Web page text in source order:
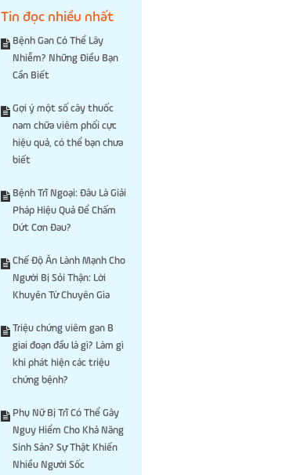
Tin đọc nhiều nhất
Bệnh Gan Có Thể Lây
Nhiễm? Những Điều Bạn
Cần Biết
Gợi ý một số cây thuốc
nam chữa viêm phổi cực
hiệu quả, có thể bạn chưa
biết
Bệnh Trĩ Ngoại: Đâu Là Giải
Pháp Hiệu Quả Để Chấm
Dứt Cơn Đau?
Chế Độ Ăn Lành Mạnh Cho
Người Bị Sỏi Thận: Lời
Khuyên Từ Chuyên Gia
Triệu chứng viêm gan B
giai đoạn đầu là gì? Làm gì
khi phát hiện các triệu
chứng bệnh?
Phụ Nữ Bị Trĩ Có Thể Gây
Nguy Hiểm Cho Khả Năng
Sinh Sản? Sự Thật Khiến
Nhiều Người Sốc